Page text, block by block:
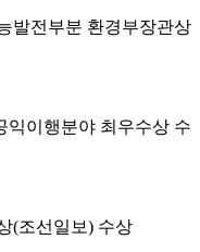
발전부분 환경부장관상
익이행분야 최우수상 수
(조선일보) 수상